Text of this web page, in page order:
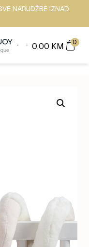
NARUDŽBE IZNAD
0,00 KM 0